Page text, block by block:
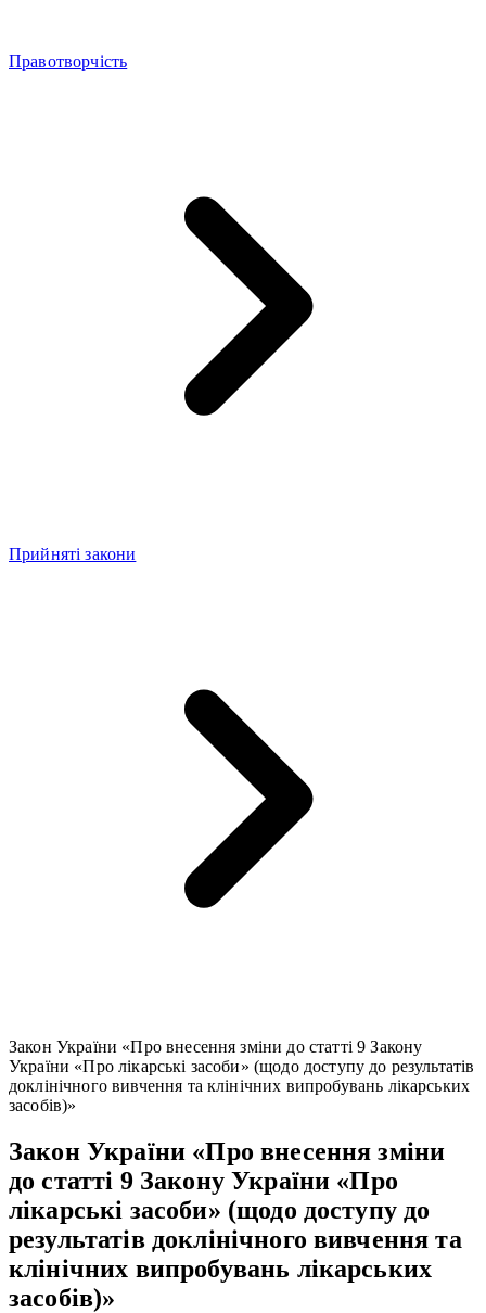
Правотворчість
Прийняті закони
Закон України «Про внесення зміни до статті 9 Закону
України «Про лікарські засоби» (щодо доступу до результатів
доклінічного вивчення та клінічних випробувань лікарських
засобів)»
Закон України «Про внесення зміни
до статті 9 Закону України «Про
лікарські засоби» (щодо доступу до
результатів доклінічного вивчення та
клінічних випробувань лікарських
засобів)»